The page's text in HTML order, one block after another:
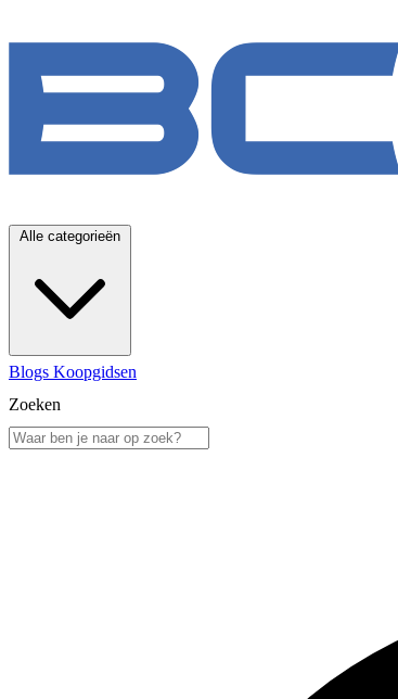
Alle categorieën
Blogs Koopgidsen
Zoeken